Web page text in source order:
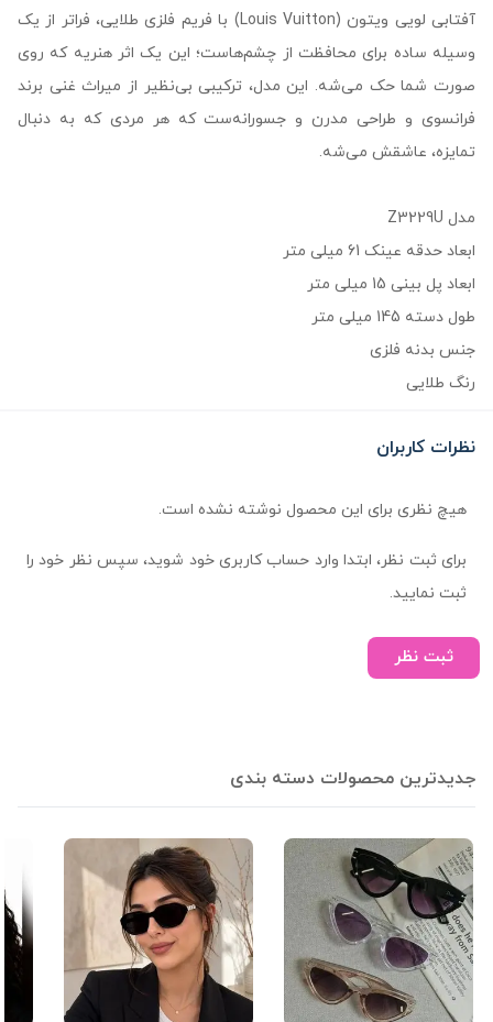
آفتابی لویی ویتون (Louis Vuitton) با فریم فلزی طلایی، فراتر از یک
وسیله ساده برای محافظت از چشم‌هاست؛ این یک اثر هنریه که روی
صورت شما حک می‌شه. این مدل، ترکیبی بی‌نظیر از میراث غنی برند
فرانسوی و طراحی مدرن و جسورانه‌ست که هر مردی که به دنبال
تمایزه، عاشقش می‌شه.
مدل Z3229U
ابعاد حدقه عینک 61 میلی متر
ابعاد پل بینی 15 میلی متر
طول دسته 145 میلی متر
جنس بدنه فلزی
رنگ طلایی
نظرات کاربران
هیچ نظری برای این محصول نوشته نشده است.
برای ثبت نظر، ابتدا وارد حساب کاربری خود شوید، سپس نظر خود را
ثبت نمایید.
ثبت نظر
جدیدترین محصولات دسته بندی